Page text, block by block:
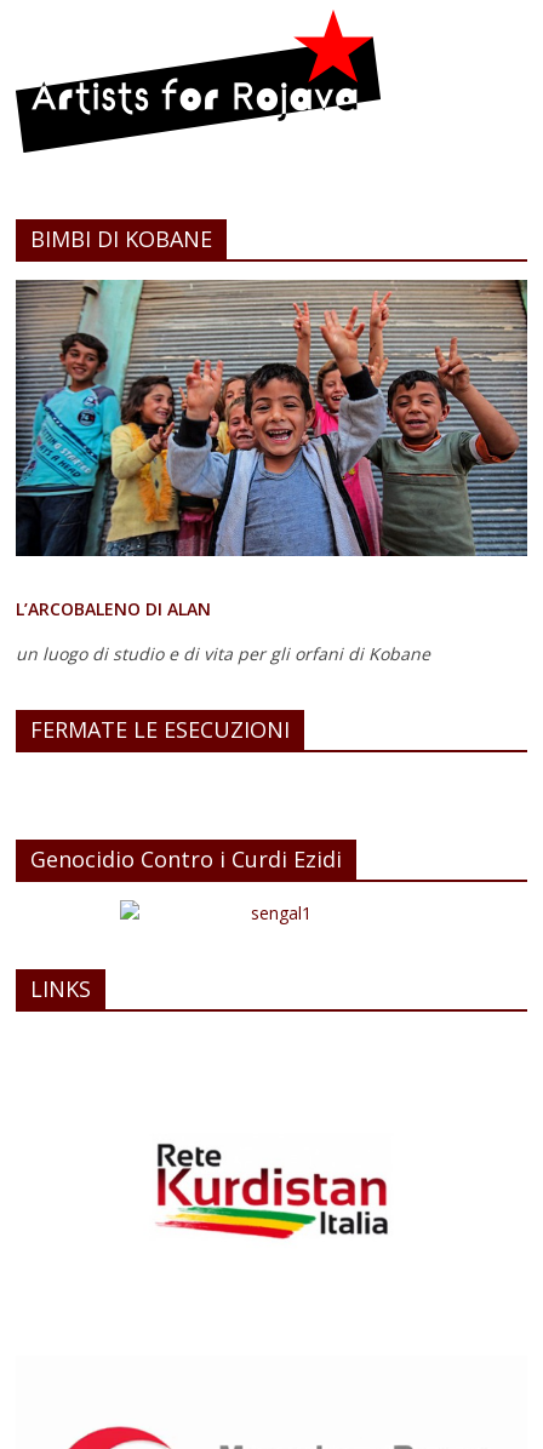
BIMBI DI KOBANE
L’ARCOBALENO DI ALAN
un luogo di studio e di vita per gli orfani di Kobane
FERMATE LE ESECUZIONI
Genocidio Contro i Curdi Ezidi
LINKS